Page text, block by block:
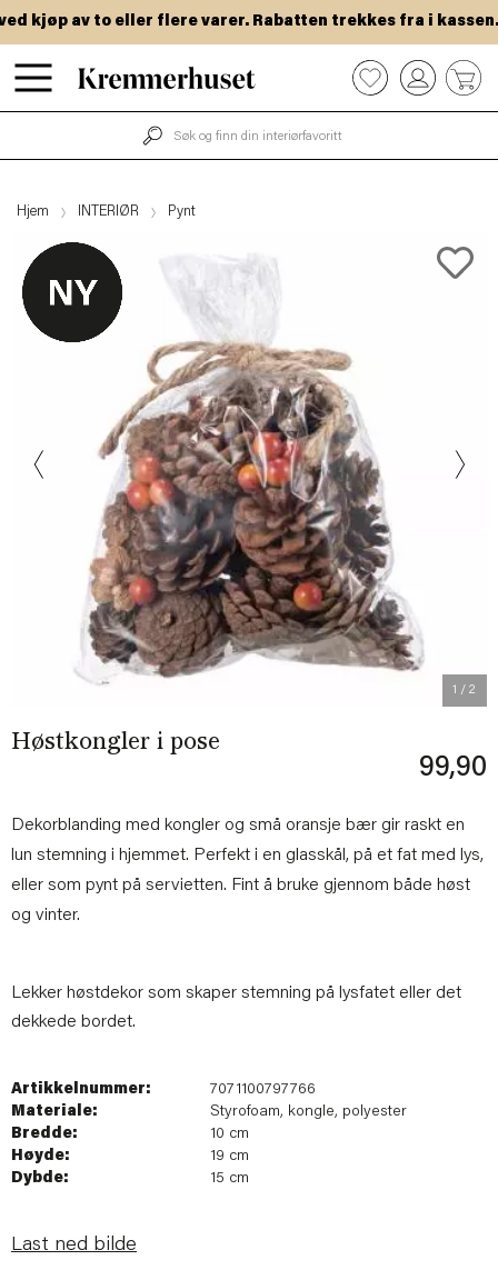
Hopp
til
kjøp av to eller flere varer. Rabatten trekkes fra i kassen.
0
Hjem INTERIØR Pynt
1 / 2
Høstkongler i pose
99,90
Dekorblanding med kongler og små oransje bær gir raskt en
lun stemning i hjemmet. Perfekt i en glasskål, på et fat med lys,
eller som pynt på servietten. Fint å bruke gjennom både høst
og vinter.
Lekker høstdekor som skaper stemning på lysfatet eller det
dekkede bordet.
Artikkelnummer:
7071100797766
Materiale:
Styrofoam, kongle, polyester
Bredde:
10 cm
Høyde:
19 cm
Dybde:
15 cm
Last ned bilde